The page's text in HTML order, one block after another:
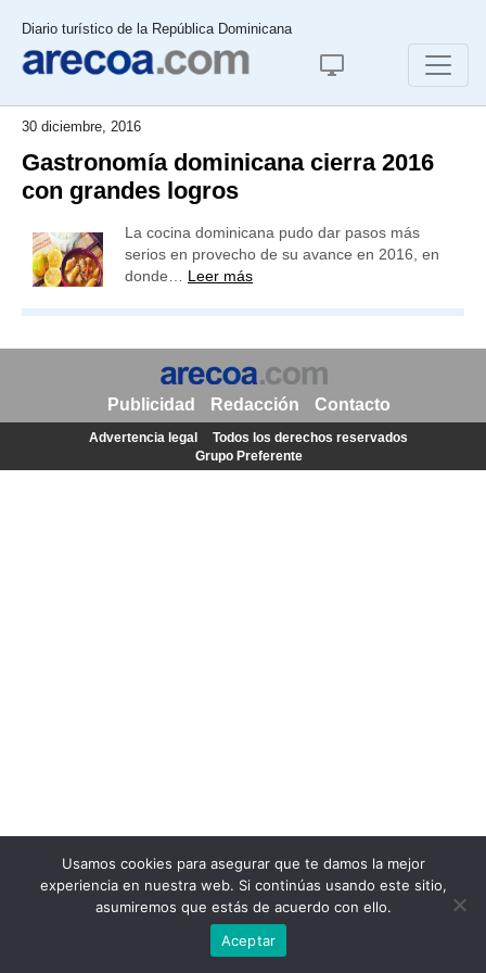
Diario turístico de la República Dominicana
30 diciembre, 2016
Gastronomía dominicana cierra 2016
con grandes logros
La cocina dominicana pudo dar pasos más
serios en provecho de su avance en 2016, en
donde… Leer más
Usamos cookies para asegurar que te damos la mejor
experiencia en nuestra web. Si continúas usando este sitio,
asumiremos que estás de acuerdo con ello.
Aceptar
Publicidad Redacción Contacto
Advertencia legal
Todos los derechos reservados
Grupo Preferente